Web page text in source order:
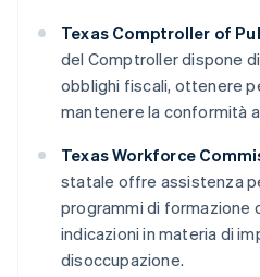
Texas Comptroller of
del Comptroller dispone
obblighi fiscali, ottenere
mantenere la conformità
Texas Workforce
statale offre assistenza
programmi di formazione
indicazioni in materia di
disoccupazione.